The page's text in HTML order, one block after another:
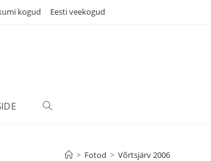
kogud Eesti veekogud
TOGGLE
> Fotod > Võrtsjärv 2006